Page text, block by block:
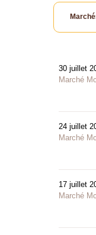
30 juillet
Marché
24 juillet
Marché
17 juillet
Marché